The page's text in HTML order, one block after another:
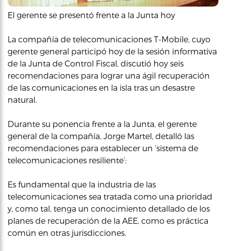
El gerente se presentó frente a la Junta hoy
La compañía de telecomunicaciones T-Mobile, cuyo
gerente general participó hoy de la sesión informativa
de la Junta de Control Fiscal, discutió hoy seis
recomendaciones para lograr una ágil recuperación
de las comunicaciones en la isla tras un desastre
natural.
Durante su ponencia frente a la Junta, el gerente
general de la compañía, Jorge Martel, detalló las
recomendaciones para establecer un ‘sistema de
telecomunicaciones resiliente’:
Es fundamental que la industria de las
telecomunicaciones sea tratada como una prioridad
y, como tal, tenga un conocimiento detallado de los
planes de recuperación de la AEE, como es práctica
común en otras jurisdicciones.